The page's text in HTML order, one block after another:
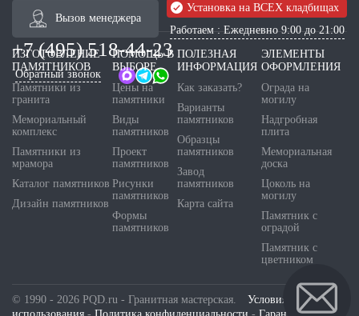
Вызов менеджера
Установка на ВСЕХ кладбищах
Работаем : Ежедневно 9:00 до 21:00
+7 (495) 518-44-23
Обратный звонок
ИЗГОТОВЛЕНИЕ
ПАМЯТНИКОВ
Памятники из
гранита
Мемориальный
комплекс
Памятники из
мрамора
Каталог памятников
Дизайн памятников
ПОМОЩЬ В
ВЫБОРЕ
Цены на
памятники
Виды
памятников
Проект
памятников
Рисунки
памятников
Формы
памятников
ПОЛЕЗНАЯ
ИНФОРМАЦИЯ
Как заказать?
Варианты
памятников
Образцы
памятников
Завод
памятников
Карта сайта
ЭЛЕМЕНТЫ
ОФОРМЛЕНИЯ
Ограда на
могилу
Надгробная
плита
Мемориальная
доска
Цоколь на
могилу
Памятник с
оградой
Памятник с
цветником
© 1990 - 2026 PQD.ru - Гранитная мастерская. Условия